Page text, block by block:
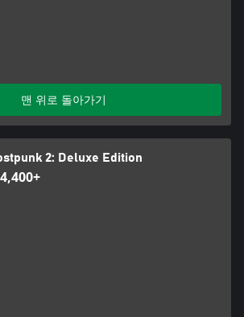
파벌에서 지지를 받아내는 데에는 엄청난
파벌의 부상은 반드시 다른 파벌의 불만으
다. 어느 사안에서 어떤 파벌과 손을 잡을지
합니다.
래를 만들어가는 곳입니다. 모든 새로운 프
위탁해야 하므로, 다양한 파벌과 균형감
가야 합니다.
도시 경영 방향에 영향을 미치고 싶어 합니
신념을 가지고 있는 여러 파벌에도 딱 한
다. 바로 권력을 향한 그칠 줄 모르는 욕망
서 누구와 손을 잡을 것인지 현명하게 선택
2의 스토리는 얼어붙은 황무지에
맨 위로 돌아가기
2: Deluxe Edition